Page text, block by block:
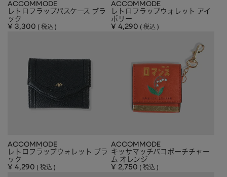
ACCOMMODE
レトロフラップパスケース ブラ
ック
¥ 3,300 税込
ACCOMMODE
レトロフラップウォレット アイ
ボリー
¥ 4,290 税込
ACCOMMODE
レトロフラップウォレット ブラ
ック
¥ 4,290 税込
ACCOMMODE
キッサマッチバコポーチチャー
ム オレンジ
¥ 2,750 税込